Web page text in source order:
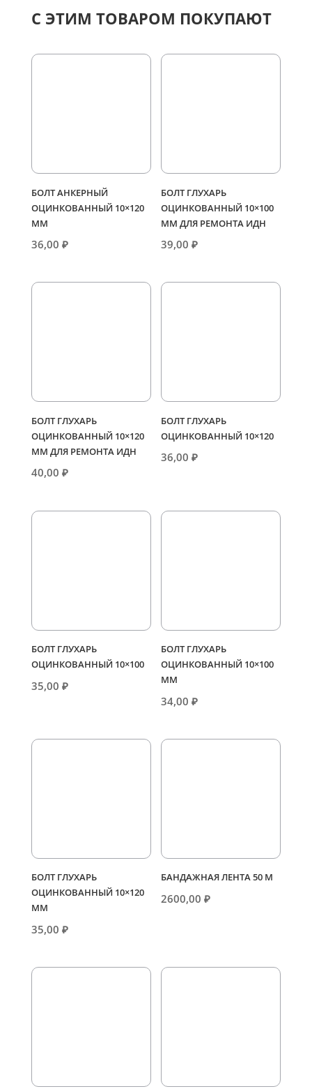
С ЭТИМ ТОВАРОМ ПОКУПАЮТ
БОЛТ АНКЕРНЫЙ
ОЦИНКОВАННЫЙ 10×120
ММ
36,00 ₽
БОЛТ ГЛУХАРЬ
ОЦИНКОВАННЫЙ 10×100
ММ ДЛЯ РЕМОНТА ИДН
39,00₽
БОЛТ ГЛУХАРЬ
ОЦИНКОВАННЫЙ 10×120
ММ ДЛЯ РЕМОНТА ИДН
40,00 ₽
БОЛТ ГЛУХАРЬ
ОЦИНКОВАННЫЙ 10×120
36,00₽
БОЛТ ГЛУХАРЬ
ОЦИНКОВАННЫЙ 10×100
35,00 ₽
БОЛТ ГЛУХАРЬ
ОЦИНКОВАННЫЙ 10×100
ММ
34,00₽
БОЛТ ГЛУХАРЬ
ОЦИНКОВАННЫЙ 10×120
ММ
35,00 ₽
БАНДАЖНАЯ ЛЕНТА 50 М
2600,00₽